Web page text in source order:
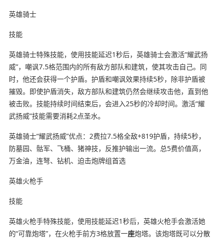
英雄骑士
技能
英雄骑士特殊技能，使用技能延迟1秒后，英雄骑士会激活“耀武扬
威”，嘲讽7.5格范围内的所有敌方部队和建筑，使其攻击自己。同
时，他还会获得一个护盾。护盾和嘲讽效果持续5秒，除非护盾被
摧毁。即使护盾消失，敌方部队和建筑仍然会继续攻击他，直到他
被击败。技能持续时间结束后，会进入25秒的冷却时间。激活“耀
武扬威”技能需要消耗2点圣水。
英雄骑士“耀武扬威”优点：2费拉7.5格全敌+819护盾，持续5秒，
防墓园、骷军、飞桶、猪神技，反推护输出一流。总5费价值高，
万金油，连弩、钻机、迫击炮牌组首选
英雄火枪手
技能
英雄火枪手特殊技能，使用技能延迟1秒后，英雄火枪手会激活她
的“可靠炮塔”，在火枪手前方3格放置一座炮塔。该炮塔既可以分散